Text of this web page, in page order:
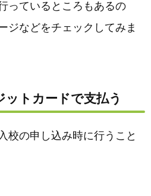
っているところもあるの
ジなどをチェックしてみま
トカードで支払う
校の申し込み時に行うこと